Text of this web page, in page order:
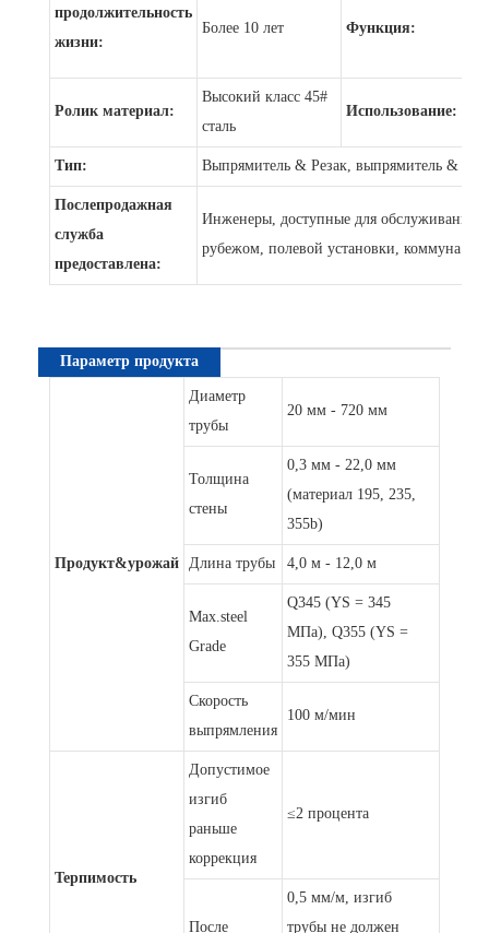
продолжительность
жизни:
Более 10 лет Функция:
Ролик материал:
Высокий класс 45#
сталь
Использование:
Тип: Выпрямитель & Резак, выпрямитель &
Послепродажная
служба
предоставлена:
Инженеры, доступные для обслуживания
рубежом, полевой установки, коммуна
Параметр продукта
Продукт&урожай
Диаметр
трубы
20 мм - 720 мм
Толщина
стены
0,3 мм - 22,0 мм
(материал 195, 235,
355b)
Длина трубы 4,0 м - 12,0 м
Max.steel
Grade
Q345 (YS = 345
МПа), Q355 (YS =
355 МПа)
Скорость
выпрямления
100 м/мин
Терпимость
Допустимое
изгиб
раньше
коррекция
≤2 процента
После
0,5 мм/м, изгиб
трубы не должен